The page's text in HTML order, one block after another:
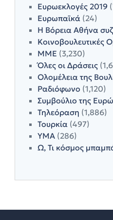
Ευρωεκλογές 2019
Ευρωπαϊκά (24)
Η Βόρεια Αθήνα
Κοινοβουλευτικές
ΜΜΕ (3,230)
Όλες οι Δράσεις
Ολομέλεια της
Ραδιόφωνο (1,120)
Συμβούλιο της
Τηλεόραση (1,886)
Τουρκία (497)
ΥΜΑ (286)
Ω, Τι κόσμος